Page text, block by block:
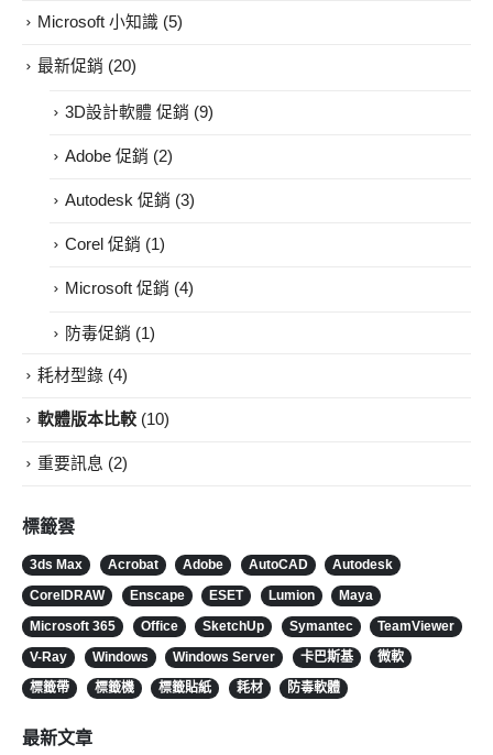
Microsoft 小知識 (5)
最新促銷 (20)
3D設計軟體 促銷 (9)
Adobe 促銷 (2)
Autodesk 促銷 (3)
Corel 促銷 (1)
Microsoft 促銷 (4)
防毒促銷 (1)
耗材型錄 (4)
軟體版本比較 (10)
重要訊息 (2)
標籤雲
3ds Max Acrobat Adobe AutoCAD Autodesk
CorelDRAW Enscape ESET Lumion Maya
Microsoft 365 Office SketchUp Symantec TeamViewer
V-Ray Windows Windows Server 卡巴斯基 微軟
標籤帶 標籤機 標籤貼紙 耗材 防毒軟體
最新文章